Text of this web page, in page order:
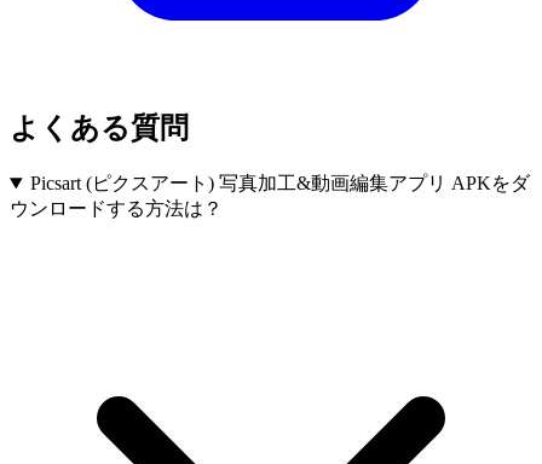
よくある質問
Picsart (ピクスアート) 写真加工&動画編集アプリ APKをダ
ウンロードする方法は？